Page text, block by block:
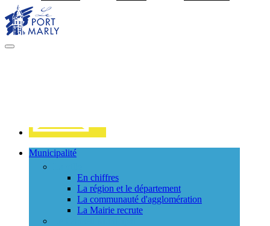
MENU
Municipalité
En chiffres
La région et le département
La communauté d'agglomération
La Mairie recrute